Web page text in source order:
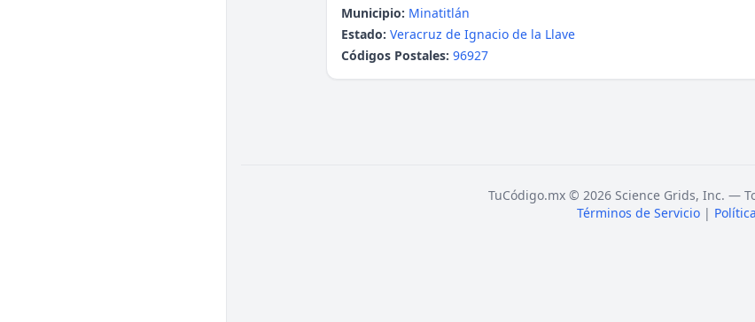
Municipio: Minatitlán
Estado: Veracruz de Ignacio de la Llave
Códigos Postales: 96927
TuCódigo.mx © 2026 Science Grids, Inc. —
Términos de Servicio |